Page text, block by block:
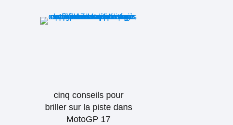
cinq conseils pour
briller sur la piste dans
MotoGP 17